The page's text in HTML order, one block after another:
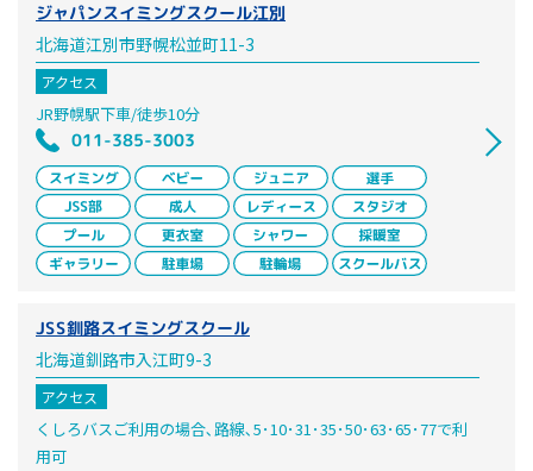
ジャパンスイミングスクール江別
北海道江別市野幌松並町11-3
アクセス
JR野幌駅下車/徒歩10分
011-385-3003
JSS釧路スイミングスクール
北海道釧路市入江町9-3
アクセス
くしろバスご利用の場合､路線､5･10･31･35･50･63･65･77で利
用可